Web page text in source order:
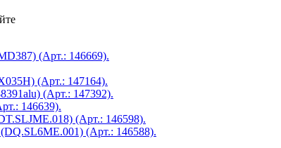
(Арт.: 146669).
(Арт.: 147164).
(Арт.: 147392).
146639).
(Арт.: 146598).
(Арт.: 146588).